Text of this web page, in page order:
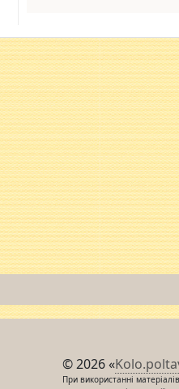
© 2026 «
При використанні